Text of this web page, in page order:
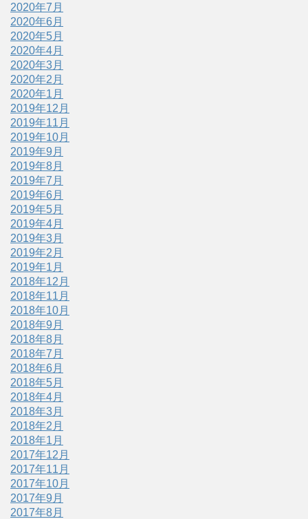
2020年7月
2020年6月
2020年5月
2020年4月
2020年3月
2020年2月
2020年1月
2019年12月
2019年11月
2019年10月
2019年9月
2019年8月
2019年7月
2019年6月
2019年5月
2019年4月
2019年3月
2019年2月
2019年1月
2018年12月
2018年11月
2018年10月
2018年9月
2018年8月
2018年7月
2018年6月
2018年5月
2018年4月
2018年3月
2018年2月
2018年1月
2017年12月
2017年11月
2017年10月
2017年9月
2017年8月